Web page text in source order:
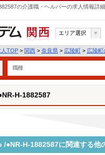
の介護職・ヘルパーの求人情報詳
関西
エリア選択
人TOP > 関西 > 奈良県 > 広陵町 > 広陵町
職種
H-1882587
●NR-H-1882587に関連する他